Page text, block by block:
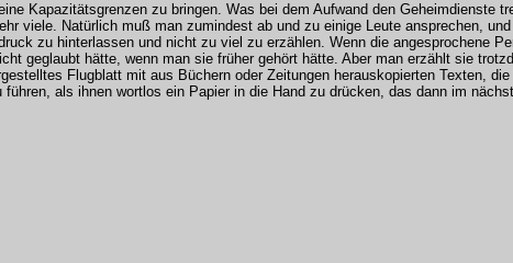
Kapazitätsgrenzen zu bringen. Was bei dem Aufwand den
viele. Natürlich muß man zumindest ab und zu einige Leute ansprechen,
zu hinterlassen und nicht zu viel zu erzählen. Wenn die angesprochene
geglaubt hätte, wenn man sie früher gehört hätte. Aber man erzählt sie
Flugblatt mit aus Büchern oder Zeitungen herauskopierten Texten,
als ihnen wortlos ein Papier in die Hand zu drücken, das dann im